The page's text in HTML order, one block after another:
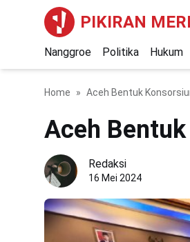
PIKIRAN
Nanggroe Politika Hukum
Home Aceh Bentuk
Aceh
Redaksi
16 Mei 2024